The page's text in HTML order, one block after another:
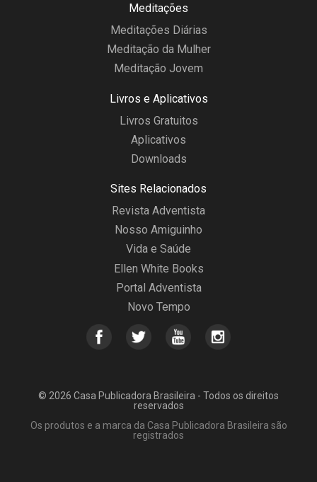
Meditações
Meditações Diárias
Meditação da Mulher
Meditação Jovem
Livros e Aplicativos
Livros Gratuitos
Aplicativos
Downloads
Sites Relacionados
Revista Adventista
Nosso Amiguinho
Vida e Saúde
Ellen White Books
Portal Adventista
Novo Tempo
© 2026 Casa Publicadora Brasileira - Todos os direitos
reservados
Os produtos e a marca da Casa Publicadora Brasileira são
registrados